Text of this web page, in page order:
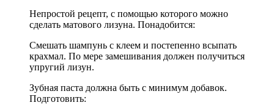
Непростой рецепт, с помощью которого можно
сделать матового лизуна. Понадобится:
Смешать шампунь с клеем и постепенно всыпать
крахмал. По мере замешивания должен получиться
упругий лизун.
Зубная паста должна быть с минимум добавок.
Подготовить: